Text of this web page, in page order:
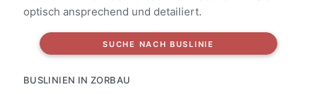
optisch ansprechend und detailiert.
SUCHE NACH BUSLINIE
BUSLINIEN IN ZORBAU